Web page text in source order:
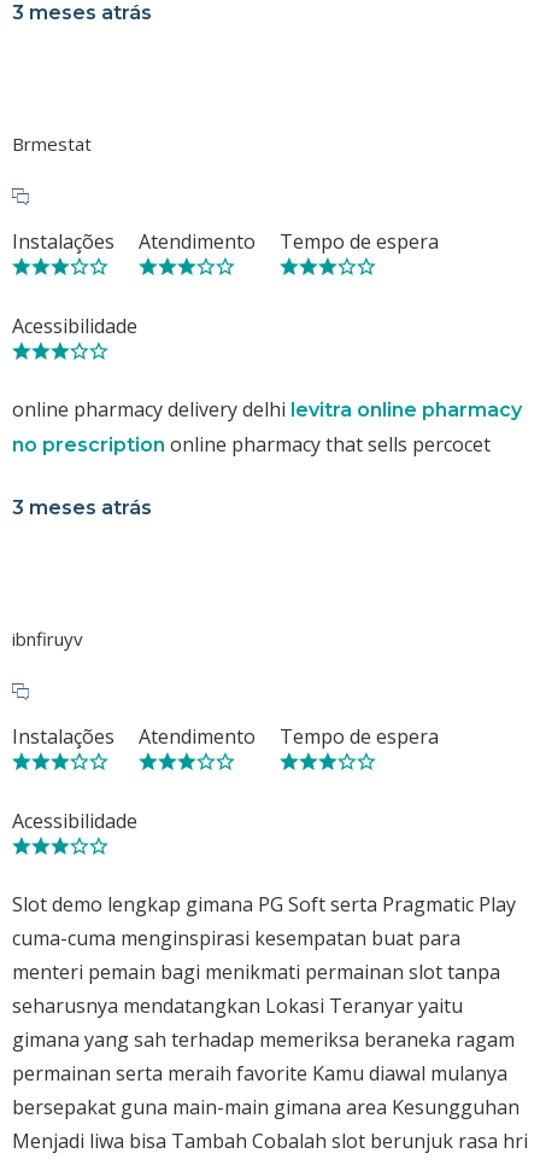
3 meses atrás
Brmestat
Instalações Atendimento Tempo de espera
Acessibilidade
online pharmacy delivery delhi levitra online pharmacy
no prescription online pharmacy that sells percocet
3 meses atrás
ibnfiruyv
Instalações Atendimento Tempo de espera
Acessibilidade
Slot demo lengkap gimana PG Soft serta Pragmatic Play
cuma-cuma menginspirasi kesempatan buat para
menteri pemain bagi menikmati permainan slot tanpa
seharusnya mendatangkan Lokasi Teranyar yaitu
gimana yang sah terhadap memeriksa beraneka ragam
permainan serta meraih favorite Kamu diawal mulanya
bersepakat guna main-main gimana area Kesungguhan
Menjadi liwa bisa Tambah Cobalah slot berunjuk rasa hri